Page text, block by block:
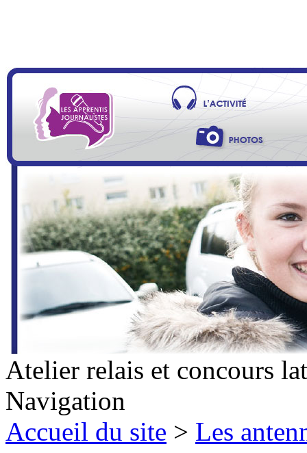
Atelier relais et concours
Navigation
Accueil du site > Les